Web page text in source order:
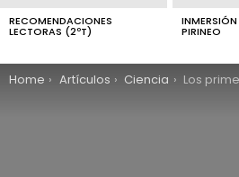
RECOMENDACIONES
LECTORAS (2ºT) PIRINEO
You are here:
Home Artículos Ciencia Los primeros